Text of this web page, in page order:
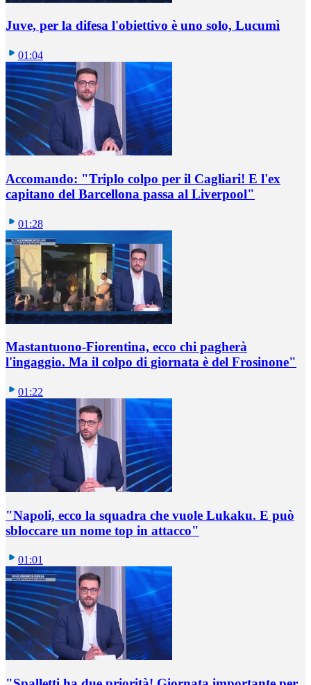
Juve, per la difesa l'obiettivo è uno solo, Lucumì
01:04
Accomando: "Triplo colpo per il Cagliari! E l'ex
capitano del Barcellona passa al Liverpool"
01:28
Mastantuono-Fiorentina, ecco chi pagherà
l'ingaggio. Ma il colpo di giornata è del Frosinone"
01:22
"Napoli, ecco la squadra che vuole Lukaku. E può
sbloccare un nome top in attacco"
01:01